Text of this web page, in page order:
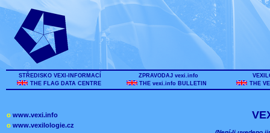
STŘEDISKO VEXI-INFORMACÍ
THE FLAG DATA CENTRE
ZPRAVODAJ vexi.info
THE vexi.info BULLETIN
THE
o www.vexi.info
o www.vexilologie.cz